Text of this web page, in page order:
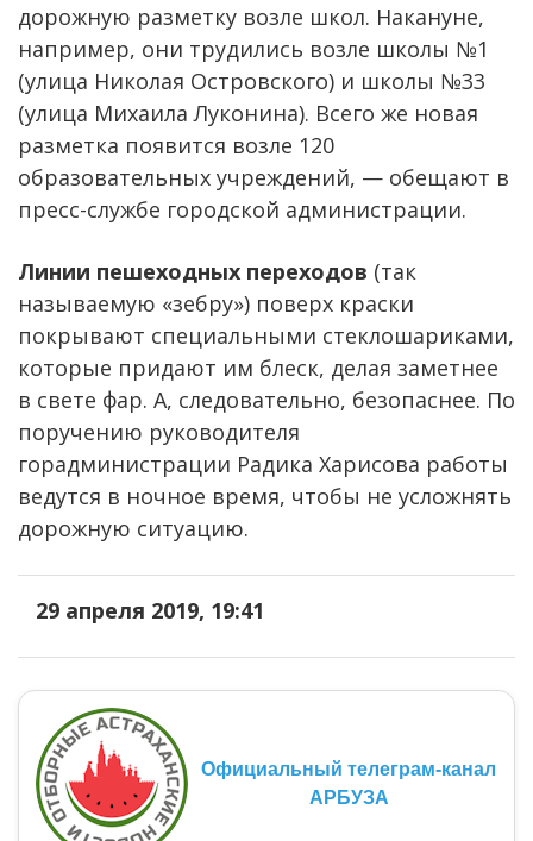
дорожную разметку возле школ. Накануне,
например, они трудились возле школы №1
(улица Николая Островского) и школы №33
(улица Михаила Луконина). Всего же новая
разметка появится возле 120
образовательных учреждений, — обещают в
пресс-службе городской администрации.
Линии пешеходных переходов (так
называемую «зебру») поверх краски
покрывают специальными стеклошариками,
которые придают им блеск, делая заметнее
в свете фар. А, следовательно, безопаснее. По
поручению руководителя
горадминистрации Радика Харисова работы
ведутся в ночное время, чтобы не усложнять
дорожную ситуацию.
29 апреля 2019, 19:41
Официальный телеграм-канал
АРБУЗА